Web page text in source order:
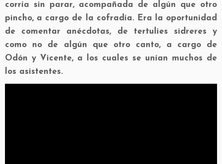
corría sin parar, acompañada de algún que otro
pincho, a cargo de la cofradía. Era la oportunidad
de comentar anécdotas, de tertulies sidreres y
como no de algún que otro canto, a cargo de
Odón y Vicente, a los cuales se unían muchos de
los asistentes.